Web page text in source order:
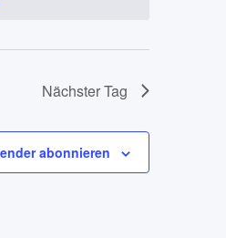
Nächster Tag
abonnieren